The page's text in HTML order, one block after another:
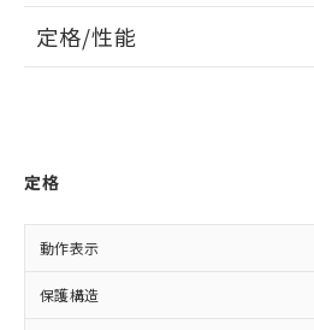
定格/性能
定格
動作表示
保護構造